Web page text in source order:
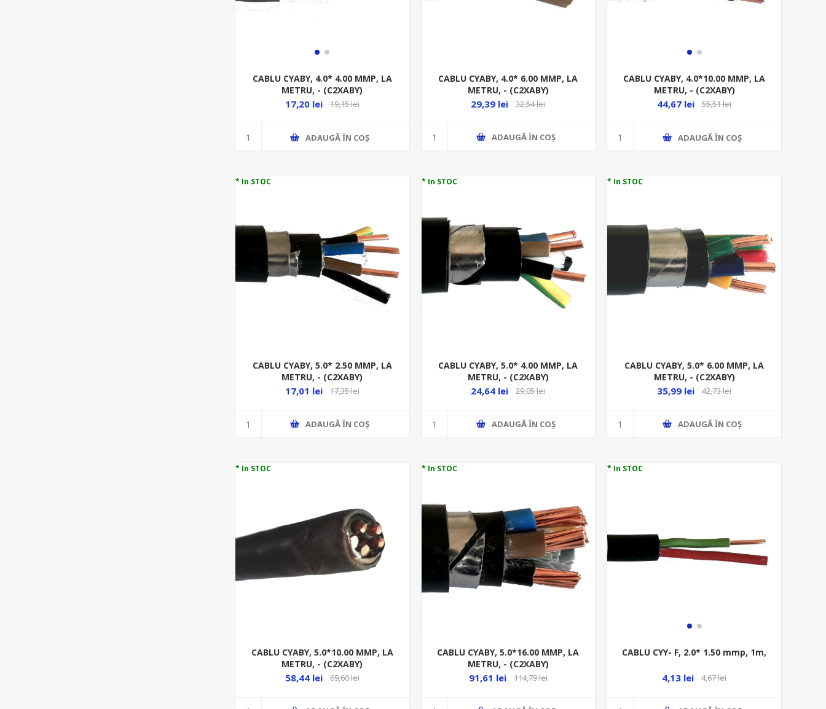
CABLU CYABY, 4.0* 4.00 MMP, LA
METRU, - (C2XABY)
17,20 lei 19,15 lei
ADAUGĂ ȊN COŞ
CABLU CYABY, 4.0* 6.00 MMP, LA
METRU, - (C2XABY)
29,39 lei 32,54 lei
ADAUGĂ ȊN COŞ
CABLU CYABY, 4.0*10.00 MMP, LA
METRU, - (C2XABY)
44,67 lei 55,51 lei
ADAUGĂ ȊN COŞ
* In STOC
CABLU CYABY, 5.0* 2.50 MMP, LA
METRU, - (C2XABY)
17,01 lei 17,35 lei
ADAUGĂ ȊN COŞ
* In STOC
CABLU CYABY, 5.0* 4.00 MMP, LA
METRU, - (C2XABY)
24,64 lei 29,05 lei
ADAUGĂ ȊN COŞ
* In STOC
CABLU CYABY, 5.0* 6.00 MMP, LA
METRU, - (C2XABY)
35,99 lei 42,73 lei
ADAUGĂ ȊN COŞ
* In STOC
CABLU CYABY, 5.0*10.00 MMP, LA
METRU, - (C2XABY)
58,44 lei 69,60 lei
* In STOC
CABLU CYABY, 5.0*16.00 MMP, LA
METRU, - (C2XABY)
91,61 lei 114,79 lei
* In STOC
CABLU CYY- F, 2.0* 1.50 mmp, 1m,
4,13 lei 4,67 lei